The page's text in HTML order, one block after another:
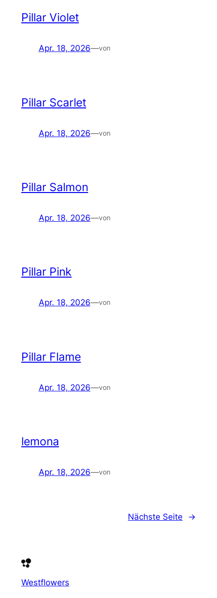
Pillar Violet
Apr. 18, 2026—von
Pillar Scarlet
Apr. 18, 2026—von
Pillar Salmon
Apr. 18, 2026—von
Pillar Pink
Apr. 18, 2026—von
Pillar Flame
Apr. 18, 2026—von
lemona
Apr. 18, 2026—von
Nächste Seite →
Westflowers